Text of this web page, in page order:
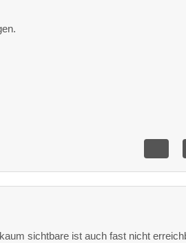
sichtbare ist auch fast nicht